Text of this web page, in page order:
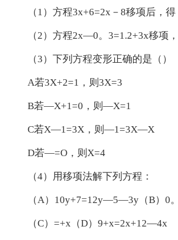
（1）方程3x+6=2x－8移项后，得
（2）方程2x—0。3=1.2+3x移项
（3）下列方程变形正确的是（）
A若3X+2=1，则3X=3
B若—X+1=0，则—X=1
C若X—1=3X，则—1=3X—X
D若—=O，则X=4
（4）用移项法解下列方程：
（A）10y+7=12y—5—3y（B）0
（C）=+x（D）9+x=2x+12—4x